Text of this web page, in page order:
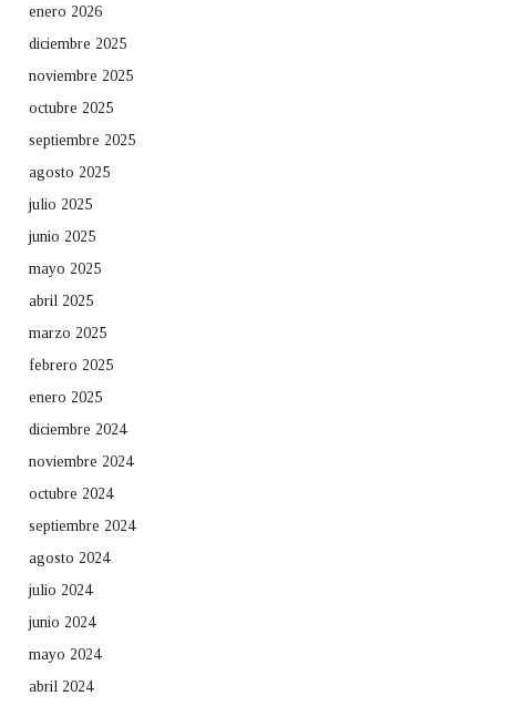
enero 2026
diciembre 2025
noviembre 2025
octubre 2025
septiembre 2025
agosto 2025
julio 2025
junio 2025
mayo 2025
abril 2025
marzo 2025
febrero 2025
enero 2025
diciembre 2024
noviembre 2024
octubre 2024
septiembre 2024
agosto 2024
julio 2024
junio 2024
mayo 2024
abril 2024